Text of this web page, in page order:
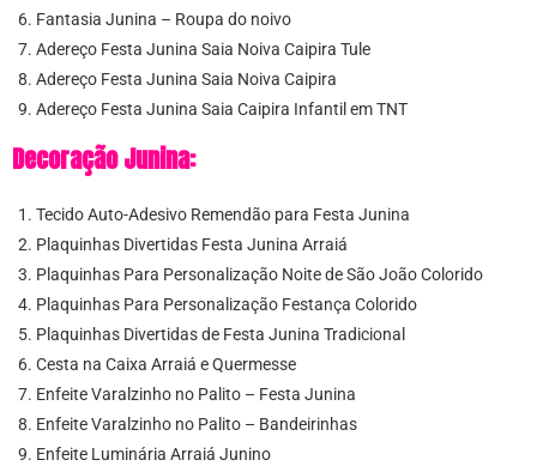
Fantasia Junina – Roupa do noivo
Adereço Festa Junina Saia Noiva Caipira Tule
Adereço Festa Junina Saia Noiva Caipira
Adereço Festa Junina Saia Caipira Infantil em TNT
Decoração Junina:
Tecido Auto-Adesivo Remendão para Festa Junina
Plaquinhas Divertidas Festa Junina Arraiá
Plaquinhas Para Personalização Noite de São João Colorido
Plaquinhas Para Personalização Festança Colorido
Plaquinhas Divertidas de Festa Junina Tradicional
Cesta na Caixa Arraiá e Quermesse
Enfeite Varalzinho no Palito – Festa Junina
Enfeite Varalzinho no Palito – Bandeirinhas
Enfeite Luminária Arraiá Junino